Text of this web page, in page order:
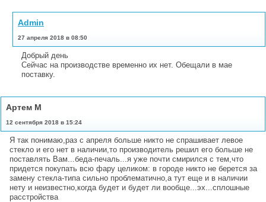
Admin
27 апреля 2018 в 08:50
Добрый день
Сейчас на производстве временно их нет. Обещали в мае
поставку.
Артем М
12 сентября 2018 в 15:24
Я так понимаю,раз с апреля больше никто не спрашивает левое
стекло и его нет в наличии,то производитель решил его больше не
поставлять Вам...беда-печаль...я уже почти смирился с тем,что
придется покупать всю фару целиком: в городе никто не берется за
замену стекла-типа сильно проблематично,а тут еще и в наличии
нету и неизвестно,когда будет и будет ли вообще...эх...сплошные
расстройства